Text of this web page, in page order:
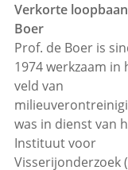
Verkorte
Boer
Prof. de Boer is
1974 werkzaam in
veld van
was in dienst van
Instituut voor
Visserijonderzoek